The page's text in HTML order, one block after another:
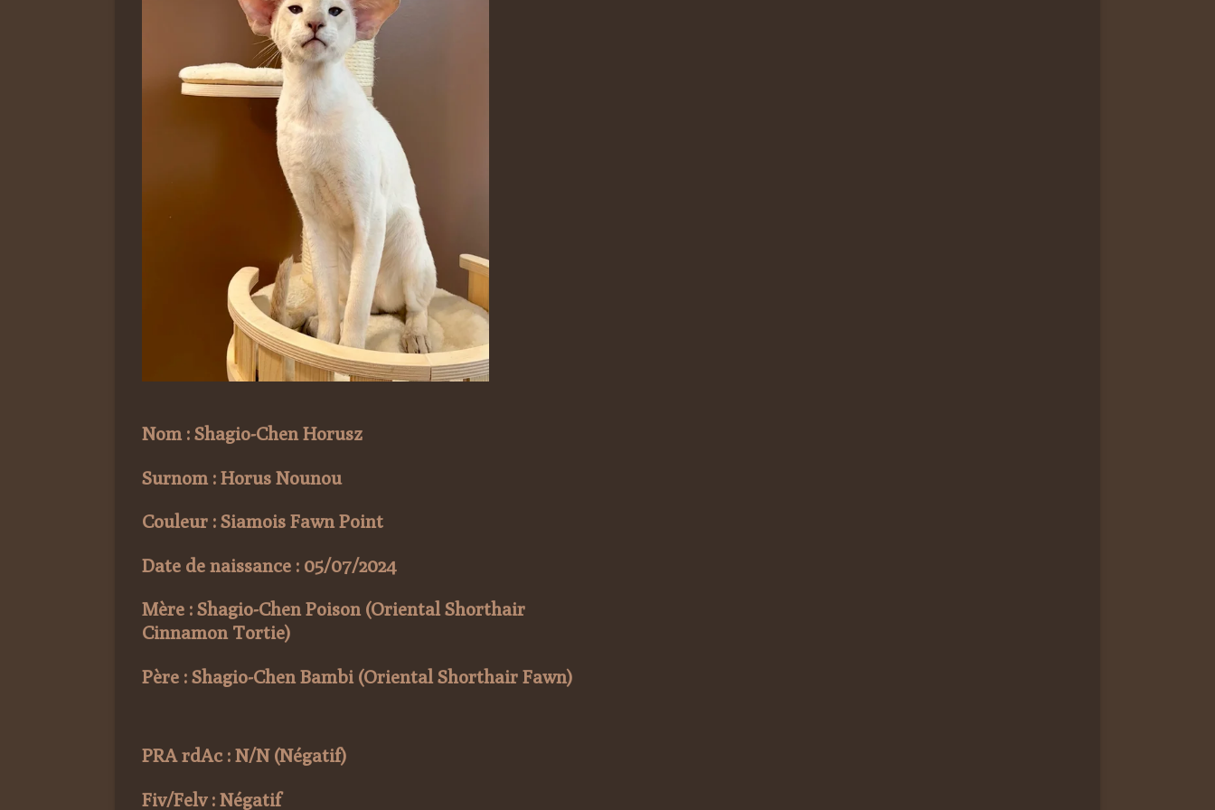
Nom : Shagio-Chen Horusz
Surnom : Horus Nounou
Couleur : Siamois Fawn Point
Date de naissance : 05/07/2024
Mère : Shagio-Chen Poison (Oriental Shorthair
Cinnamon Tortie)
Père : Shagio-Chen Bambi (Oriental Shorthair Fawn)
PRA rdAc : N/N (Négatif)
Fiv/Felv : Négatif